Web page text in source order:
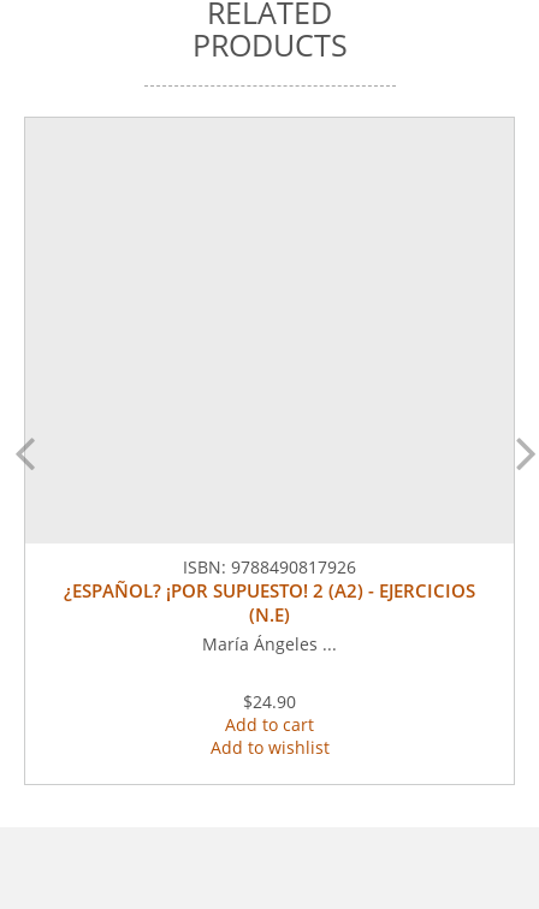
RELATED
PRODUCTS
ISBN: 9788490817926
¿ESPAÑOL? ¡POR SUPUESTO! 2 (A2) - EJERCICIOS
(N.E)
María Ángeles ...
$24.90
Add to cart
Add to wishlist